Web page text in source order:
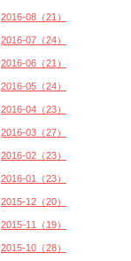
2016-08（21）
2016-07（24）
2016-06（21）
2016-05（24）
2016-04（23）
2016-03（27）
2016-02（23）
2016-01（23）
2015-12（20）
2015-11（19）
2015-10（28）